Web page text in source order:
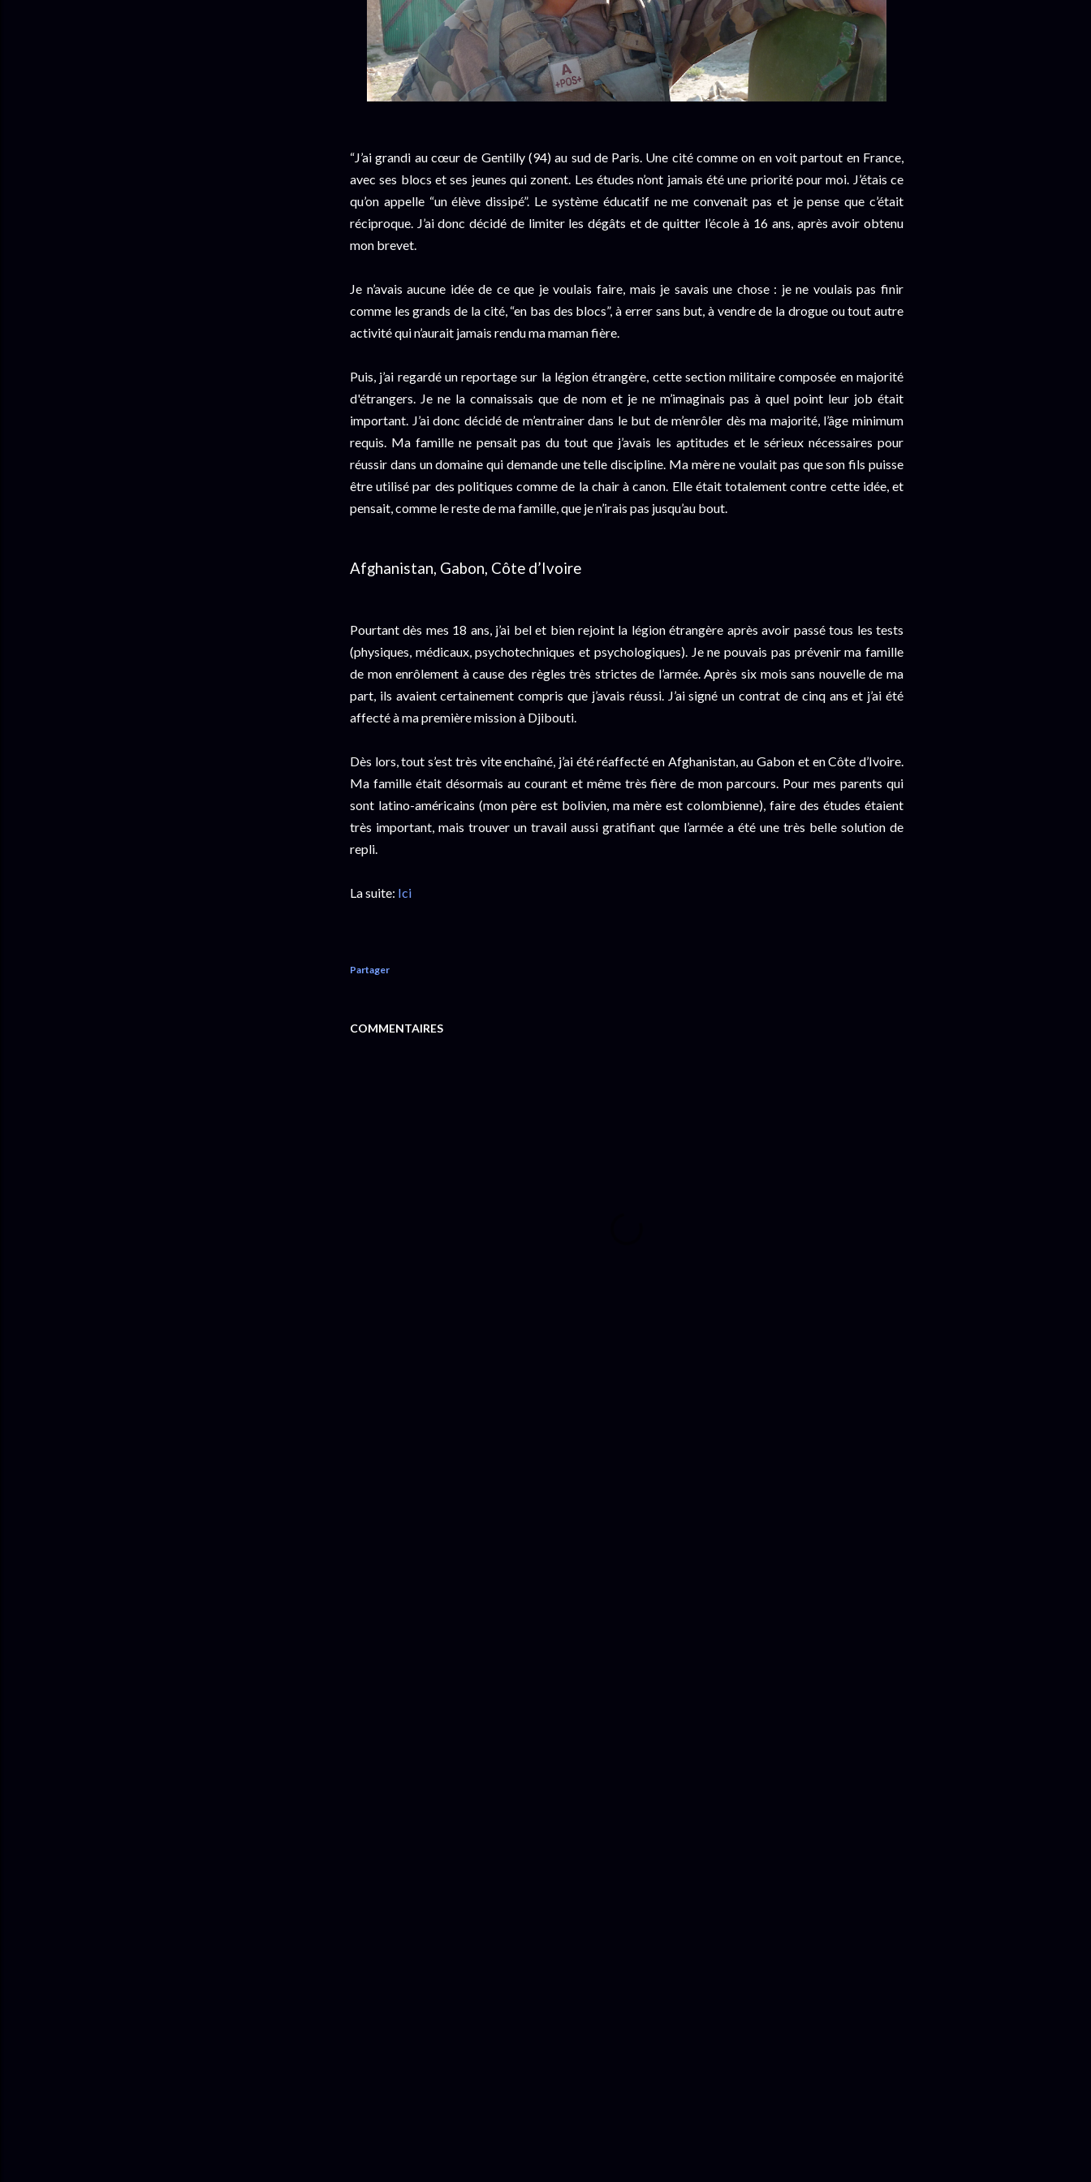
“J’ai grandi au cœur de Gentilly (94) au sud de Paris. Une cité comme on en voit partout en France,
avec ses blocs et ses jeunes qui zonent. Les études n’ont jamais été une priorité pour moi. J’étais ce
qu’on appelle “un élève dissipé”. Le système éducatif ne me convenait pas et je pense que c’était
réciproque. J’ai donc décidé de limiter les dégâts et de quitter l’école à 16 ans, après avoir obtenu
mon brevet.
Je n’avais aucune idée de ce que je voulais faire, mais je savais une chose : je ne voulais pas finir
comme les grands de la cité, “en bas des blocs”, à errer sans but, à vendre de la drogue ou tout autre
activité qui n’aurait jamais rendu ma maman fière.
Puis, j’ai regardé un reportage sur la légion étrangère, cette section militaire composée en majorité
d'étrangers. Je ne la connaissais que de nom et je ne m’imaginais pas à quel point leur job était
important. J’ai donc décidé de m’entrainer dans le but de m’enrôler dès ma majorité, l’âge minimum
requis. Ma famille ne pensait pas du tout que j’avais les aptitudes et le sérieux nécessaires pour
réussir dans un domaine qui demande une telle discipline. Ma mère ne voulait pas que son fils puisse
être utilisé par des politiques comme de la chair à canon. Elle était totalement contre cette idée, et
pensait, comme le reste de ma famille, que je n’irais pas jusqu’au bout.
Afghanistan, Gabon, Côte d’Ivoire
Pourtant dès mes 18 ans, j’ai bel et bien rejoint la légion étrangère après avoir passé tous les tests
(physiques, médicaux, psychotechniques et psychologiques). Je ne pouvais pas prévenir ma famille
de mon enrôlement à cause des règles très strictes de l’armée. Après six mois sans nouvelle de ma
part, ils avaient certainement compris que j’avais réussi. J’ai signé un contrat de cinq ans et j’ai été
affecté à ma première mission à Djibouti.
Dès lors, tout s’est très vite enchaîné, j’ai été réaffecté en Afghanistan, au Gabon et en Côte d’Ivoire.
Ma famille était désormais au courant et même très fière de mon parcours. Pour mes parents qui
sont latino-américains (mon père est bolivien, ma mère est colombienne), faire des études étaient
très important, mais trouver un travail aussi gratifiant que l’armée a été une très belle solution de
repli.
La suite: Ici
Partager
COMMENTAIRES